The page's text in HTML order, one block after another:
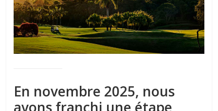
En novembre 2025, nous
avons franchi une étape